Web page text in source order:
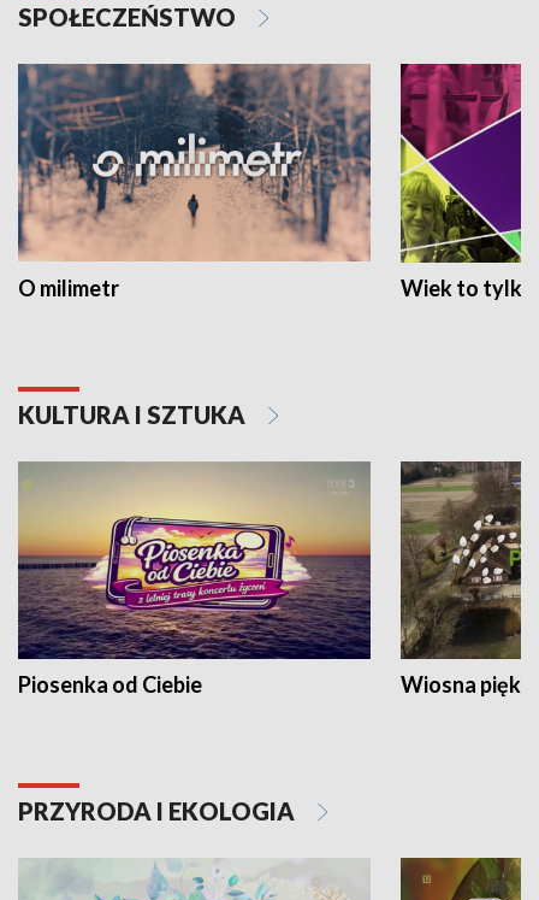
SPOŁECZEŃSTWO
O milimetr Wiek to tylko
KULTURA I SZTUKA
Piosenka od Ciebie Wiosna
PRZYRODA I EKOLOGIA